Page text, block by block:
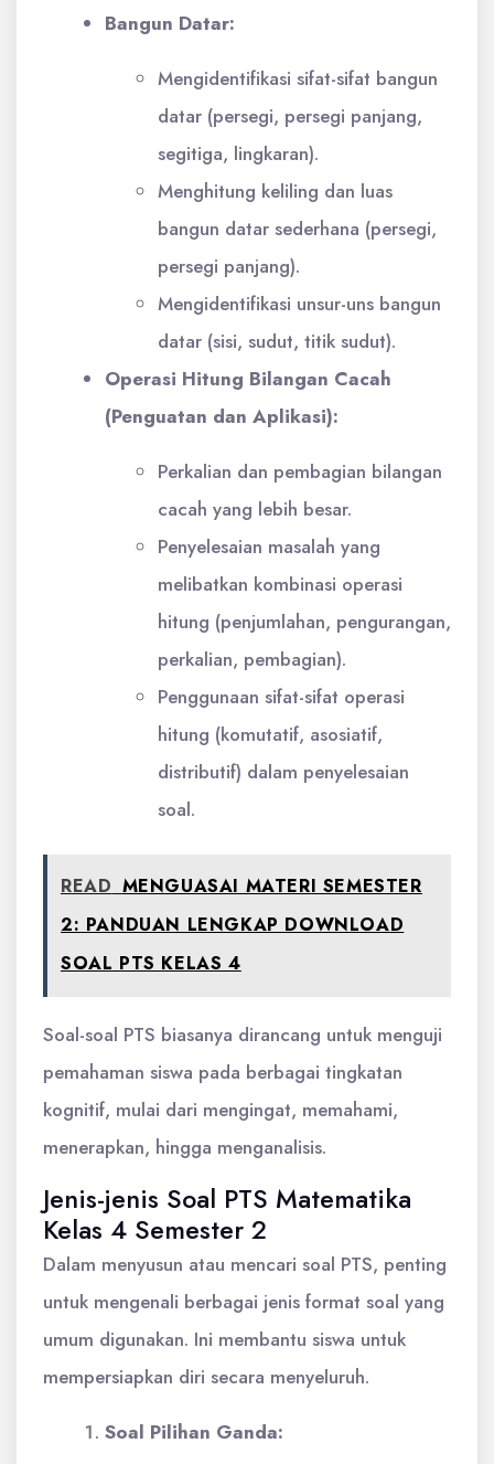
Bangun Datar:
Mengidentifikasi sifat-sifat bangun
datar (persegi, persegi panjang,
segitiga, lingkaran).
Menghitung keliling dan luas
bangun datar sederhana (persegi,
persegi panjang).
Mengidentifikasi unsur-uns bangun
datar (sisi, sudut, titik sudut).
Operasi Hitung Bilangan Cacah
(Penguatan dan Aplikasi):
Perkalian dan pembagian bilangan
cacah yang lebih besar.
Penyelesaian masalah yang
melibatkan kombinasi operasi
hitung (penjumlahan, pengurangan,
perkalian, pembagian).
Penggunaan sifat-sifat operasi
hitung (komutatif, asosiatif,
distributif) dalam penyelesaian
soal.
READ MENGUASAI MATERI SEMESTER
2: PANDUAN LENGKAP DOWNLOAD
SOAL PTS KELAS 4
Soal-soal PTS biasanya dirancang untuk menguji
pemahaman siswa pada berbagai tingkatan
kognitif, mulai dari mengingat, memahami,
menerapkan, hingga menganalisis.
Jenis-jenis Soal PTS Matematika
Kelas 4 Semester 2
Dalam menyusun atau mencari soal PTS, penting
untuk mengenali berbagai jenis format soal yang
umum digunakan. Ini membantu siswa untuk
mempersiapkan diri secara menyeluruh.
Soal Pilihan Ganda: